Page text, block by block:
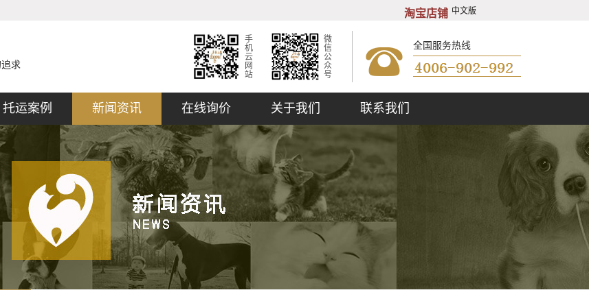
淘宝店铺 中文版
全国服务热线
手
机
云
网
站
微
信
公
众
号
求
托运案例 新闻资讯 在线询价 关于我们 联系我们